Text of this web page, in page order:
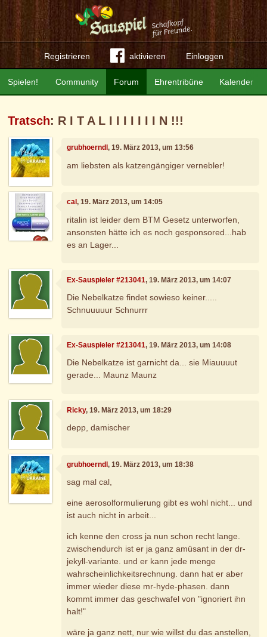
Registrieren aktivieren Einloggen
Community Forum Ehrentribüne Kalender
Spielen!
Tratsch: R I T A L I I I I I I I N !!!
grubhoerndl, 19. März 2013, um 13:56
am liebsten als katzengängiger vernebler!
cal, 19. März 2013, um 14:05
ritalin ist leider dem BTM Gesetz unterworfen,
ansonsten hätte ich es noch gesponsored...hab
es an Lager...
Ex-Sauspieler #213041, 19. März 2013, um 14:07
Die Nebelkatze findet sowieso keiner.....
Schnuuuuur Schnurrr
Ex-Sauspieler #213041, 19. März 2013, um 14:08
Die Nebelkatze ist garnicht da... sie Miauuuut
gerade... Maunz Maunz
Ricky, 19. März 2013, um 18:29
depp, damischer
grubhoerndl, 19. März 2013, um 18:38
sag mal cal,
eine aerosolformulierung gibt es wohl nicht... und
ist auch nicht in arbeit...
ich kenne den cross ja nun schon recht lange.
zwischendurch ist er ja ganz amüsant in der dr-
jekyll-variante. und er kann jede menge
wahrscheinlichkeitsrechnung. dann hat er aber
immer wieder diese mr-hyde-phasen. dann
kommt immer das geschwafel von "ignoriert ihn
halt!"
wäre ja ganz nett, nur wie willst du das anstellen,